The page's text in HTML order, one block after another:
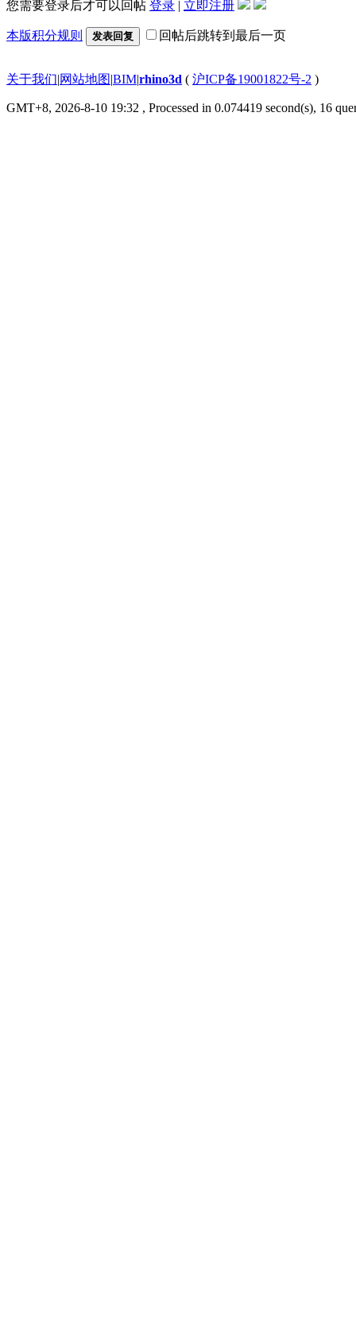
您需要登录后才可以回帖 登录 | 立即注册
本版积分规则 发表回复 回帖后跳转到最后一页
关于我们|网站地图|BIM|rhino3d ( 沪ICP备19001822号-2 )
GMT+8, 2026-8-10 19:32 , Processed in 0.074419 second(s), 16